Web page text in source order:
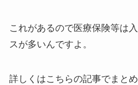
これがあるので医療保険等は
スが多いんですよ。
詳しくはこちらの記事でまとめ